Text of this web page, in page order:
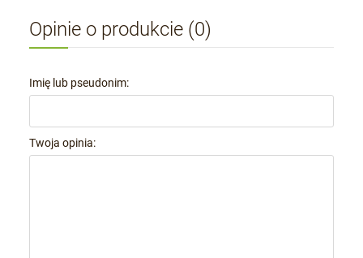
Opinie o produkcie (0)
Imię lub pseudonim:
Twoja opinia: